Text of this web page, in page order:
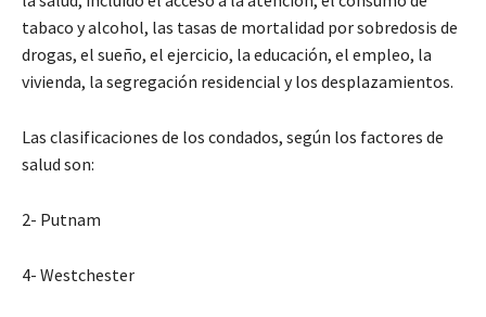
tabaco y alcohol, las tasas de mortalidad por sobredosis de
drogas, el sueño, el ejercicio, la educación, el empleo, la
vivienda, la segregación residencial y los desplazamientos.
Las clasificaciones de los condados, según los factores de
salud son:
2- Putnam
4- Westchester